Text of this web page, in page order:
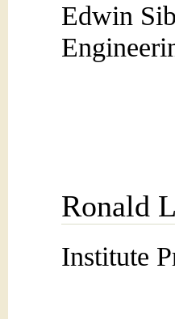
Edwin
Ronald
Institute